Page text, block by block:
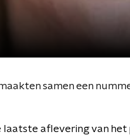
samen een
laatste aflevering van het